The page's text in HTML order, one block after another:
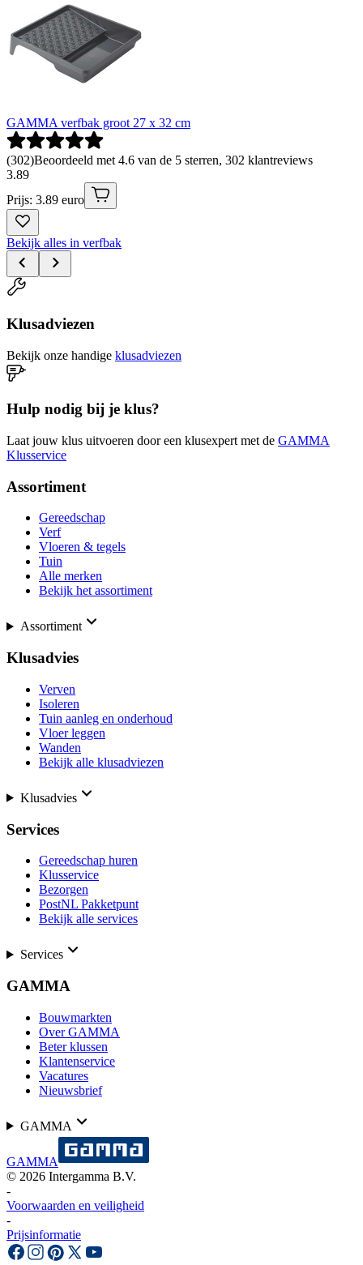
GAMMA verfbak groot 27 x 32 cm
(302)Beoordeeld met 4.6 van de 5 sterren, 302 klantreviews
3.89
Prijs: 3.89 euro
Bekijk alles in verfbak
Klusadviezen
Bekijk onze handige klusadviezen
Hulp nodig bij je klus?
Laat jouw klus uitvoeren door een klusexpert met de GAMMA
Klusservice
Assortiment
Gereedschap
Verf
Vloeren & tegels
Tuin
Alle merken
Bekijk het assortiment
Assortiment
Klusadvies
Verven
Isoleren
Tuin aanleg en onderhoud
Vloer leggen
Wanden
Bekijk alle klusadviezen
Klusadvies
Services
Gereedschap huren
Klusservice
Bezorgen
PostNL Pakketpunt
Bekijk alle services
Services
GAMMA
Bouwmarkten
Over GAMMA
Beter klussen
Klantenservice
Vacatures
Nieuwsbrief
GAMMA
GAMMA
© 2026 Intergamma B.V.
-
Voorwaarden en veiligheid
-
Prijsinformatie